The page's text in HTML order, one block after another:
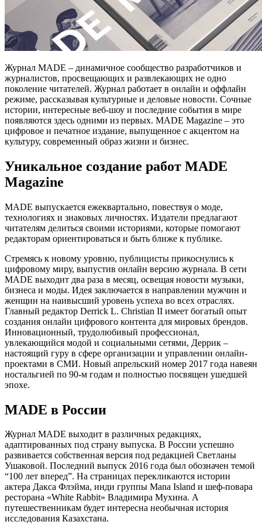
Журнал MADE – динамичное сообщество разработчиков и
журналистов, просвещающих и развлекающих не одно
поколение читателей. Журнал работает в онлайн и оффлайн
режиме, рассказывая культурные и деловые новости. Сочные
истории, интересные веб-шоу и последние события в мире
появляются здесь одними из первых. MADE Magazine – это
цифровое и печатное издание, выпущенное с акцентом на
культуру, современный образ жизни и бизнес.
Уникальное создание работ MADE
Magazine
MADE выпускается ежеквартально, повествуя о моде,
технологиях и знаковых личностях. Издатели предлагают
читателям делиться своими историями, которые помогают
редакторам ориентироваться и быть ближе к публике.
Стремясь к новому уровню, публицисты прикоснулись к
цифровому миру, выпустив онлайн версию журнала. В сети
MADE выходит два раза в месяц, освещая новости музыки,
бизнеса и моды. Идея заключается в направлении мужчин и
женщин на наивысший уровень успеха во всех отраслях.
Главный редактор Derrick L. Christian II имеет богатый опыт
создания онлайн цифрового контента для мировых брендов.
Инновационный, трудолюбивый профессионал,
увлекающийся модой и социальными сетями, Деррик –
настоящий гуру в сфере организации и управлении онлайн-
проектами в СМИ. Новый апрельский номер 2017 года навеян
ностальгией по 90-м годам и полностью посвящен ушедшей
эпохе.
MADE в России
Журнал MADE выходит в различных редакциях,
адаптированных под страну выпуска. В России успешно
развивается собственная версия под редакцией Светланы
Ушаковой. Последний выпуск 2016 года был обозначен темой
“100 лет вперед”. На страницах перекликаются истории
актера Дакса Флэйма, инди группы Mana Island и шеф-повара
ресторана «White Rabbit» Владимира Мухина. А
путешественникам будет интересна необычная история
исследования Казахстана.